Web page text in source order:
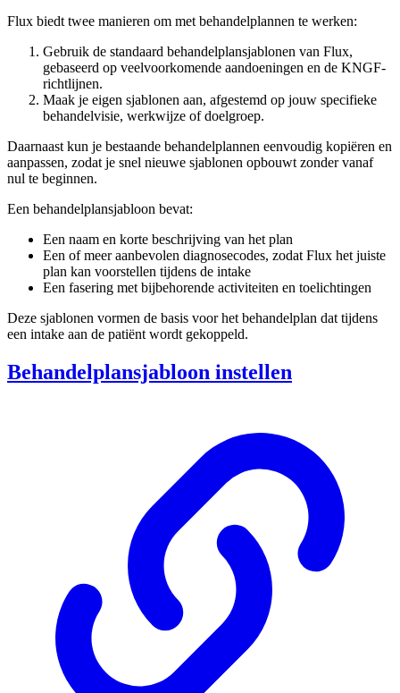
Flux biedt twee manieren om met behandelplannen te werken:
Gebruik de standaard behandelplansjablonen van Flux,
gebaseerd op veelvoorkomende aandoeningen en de KNGF-
richtlijnen.
Maak je eigen sjablonen aan, afgestemd op jouw specifieke
behandelvisie, werkwijze of doelgroep.
Daarnaast kun je bestaande behandelplannen eenvoudig kopiëren en
aanpassen, zodat je snel nieuwe sjablonen opbouwt zonder vanaf
nul te beginnen.
Een behandelplansjabloon bevat:
Een naam en korte beschrijving van het plan
Een of meer aanbevolen diagnosecodes, zodat Flux het juiste
plan kan voorstellen tijdens de intake
Een fasering met bijbehorende activiteiten en toelichtingen
Deze sjablonen vormen de basis voor het behandelplan dat tijdens
een intake aan de patiënt wordt gekoppeld.
Behandelplansjabloon instellen